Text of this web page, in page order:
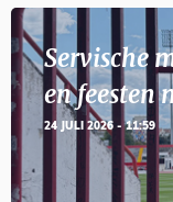
Servische
en feesten
24 JULI 2026 - 11:59